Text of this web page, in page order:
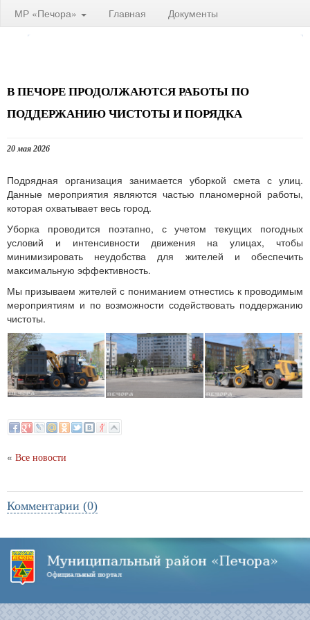
МР «Печора» Главная Документы
В ПЕЧОРЕ ПРОДОЛЖАЮТСЯ РАБОТЫ ПО
ПОДДЕРЖАНИЮ ЧИСТОТЫ И ПОРЯДКА
20 мая 2026
Подрядная организация занимается уборкой смета с улиц.
Данные мероприятия являются частью планомерной работы,
которая охватывает весь город.
Уборка проводится поэтапно, с учетом текущих погодных
условий и интенсивности движения на улицах, чтобы
минимизировать неудобства для жителей и обеспечить
максимальную эффективность.
Мы призываем жителей с пониманием отнестись к проводимым
мероприятиям и по возможности содействовать поддержанию
чистоты.
« Все новости
Комментарии (0)